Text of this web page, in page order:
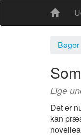
Bøger
Lige
Det er
kan